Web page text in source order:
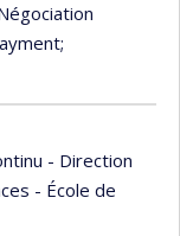
;
- Direction
- École de